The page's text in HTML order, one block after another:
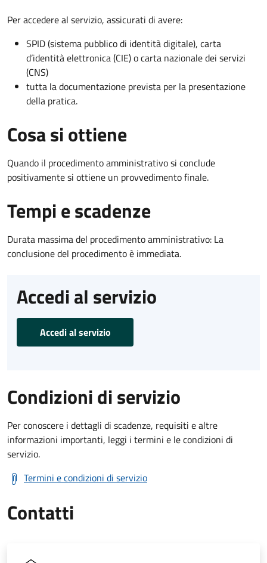
Per accedere al servizio, assicurati di avere:
SPID (sistema pubblico di identità digitale), carta
d’identità elettronica (CIE) o carta nazionale dei servizi
(CNS)
tutta la documentazione prevista per la presentazione
della pratica.
Cosa si ottiene
Quando il procedimento amministrativo si conclude
positivamente si ottiene un provvedimento finale.
Tempi e scadenze
Durata massima del procedimento amministrativo: La
conclusione del procedimento è immediata.
Accedi al servizio
Accedi al servizio
Condizioni di servizio
Per conoscere i dettagli di scadenze, requisiti e altre
informazioni importanti, leggi i termini e le condizioni di
servizio.
Termini e condizioni di servizio
Contatti